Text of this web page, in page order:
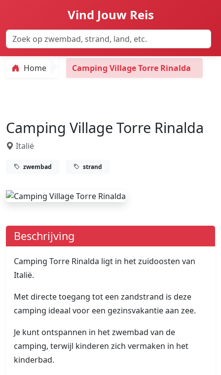
Vind Jouw Reis
Home Camping Village Torre Rinalda
Camping Village Torre Rinalda
Italië
zwembad strand
Beschrijving
Camping Torre Rinalda ligt in het zuidoosten van
Italië.
Met directe toegang tot een zandstrand is deze
camping ideaal voor een gezinsvakantie aan zee.
Je kunt ontspannen in het zwembad van de
camping, terwijl kinderen zich vermaken in het
kinderbad.